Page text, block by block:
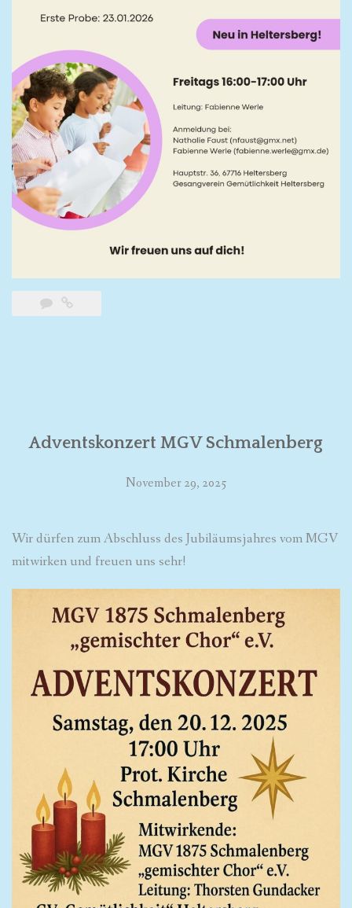
Adventskonzert MGV Schmalenberg
November 29, 2025
Wir dürfen zum Abschluss des Jubiläumsjahres vom MGV
mitwirken und freuen uns sehr!